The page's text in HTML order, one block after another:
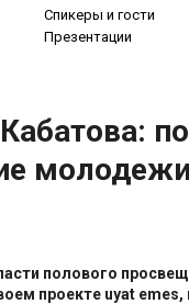
Спикеры и гости
Презентации
полового
проекте uyat emes,